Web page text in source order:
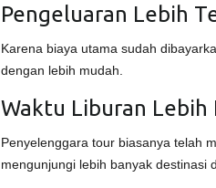
Pengeluaran Lebih
Karena biaya utama sudah
dengan lebih mudah.
Waktu Liburan
Penyelenggara tour biasanya telah
mengunjungi lebih banyak destinasi